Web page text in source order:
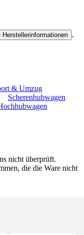
Herstellerinformationen .
& Umzug
Scherenhubwagen
nicht überprüft.
die die Ware nicht